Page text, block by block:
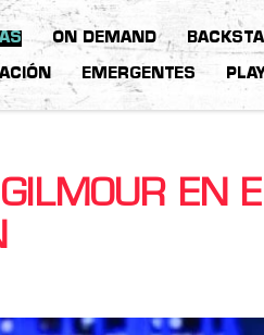
ON DEMAND
EMERGENTES
EN